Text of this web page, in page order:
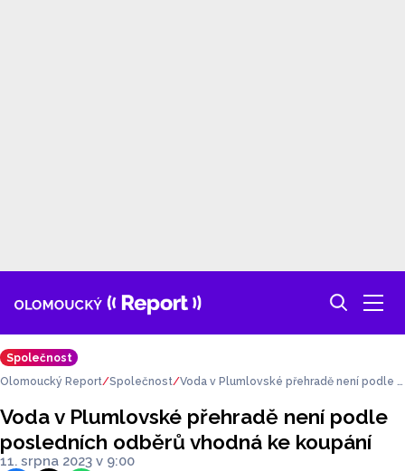
Společnost
Olomoucký Report Společnost Voda v Plumlovské přehradě není podle p
Voda v Plumlovské přehradě není podle
posledních odběrů vhodná ke koupání
11. srpna 2023 v 9:00